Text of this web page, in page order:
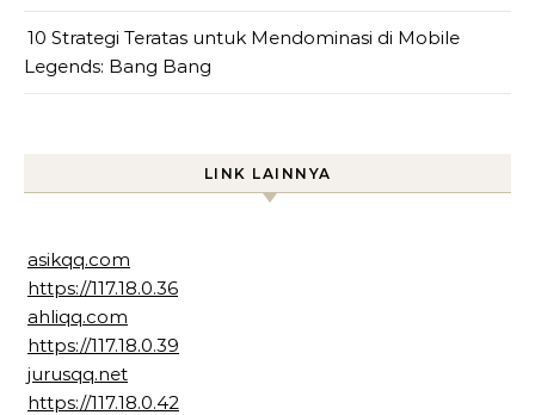
10 Strategi Teratas untuk Mendominasi di Mobile
Legends: Bang Bang
LINK LAINNYA
asikqq.com
https://117.18.0.36
ahliqq.com
https://117.18.0.39
jurusqq.net
https://117.18.0.42